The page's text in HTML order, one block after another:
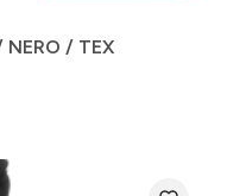
NERO / TEX